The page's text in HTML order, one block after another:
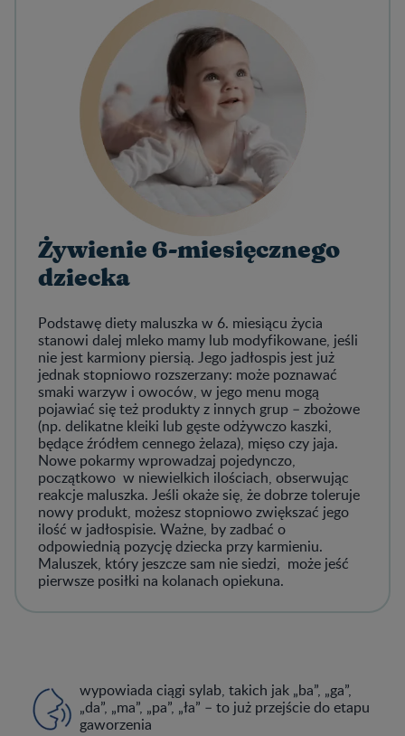
Żywienie 6-miesięcznego
dziecka
Podstawę diety maluszka w 6. miesiącu życia
stanowi dalej mleko mamy lub modyfikowane, jeśli
nie jest karmiony piersią. Jego jadłospis jest już
jednak stopniowo rozszerzany: może poznawać
smaki warzyw i owoców, w jego menu mogą
pojawiać się też produkty z innych grup – zbożowe
(np. delikatne kleiki lub gęste odżywczo kaszki,
będące źródłem cennego żelaza), mięso czy jaja.
Nowe pokarmy wprowadzaj pojedynczo,
początkowo w niewielkich ilościach, obserwując
reakcje maluszka. Jeśli okaże się, że dobrze toleruje
nowy produkt, możesz stopniowo zwiększać jego
ilość w jadłospisie. Ważne, by zadbać o
odpowiednią pozycję dziecka przy karmieniu.
Maluszek, który jeszcze sam nie siedzi, może jeść
pierwsze posiłki na kolanach opiekuna.
wypowiada ciągi sylab, takich jak „ba”, „ga”,
„da”, „ma”, „pa”, „ła” – to już przejście do etapu
gaworzenia